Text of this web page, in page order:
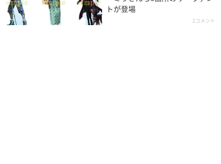
トが登場
2コメント